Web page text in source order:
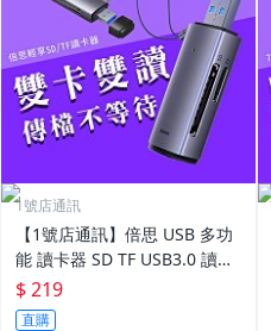
1號店通訊
【1號店通訊】倍思 USB 多功
能 讀卡器 SD TF USB3.0 讀卡
機 手機 電腦【C06222】
$ 219
直購